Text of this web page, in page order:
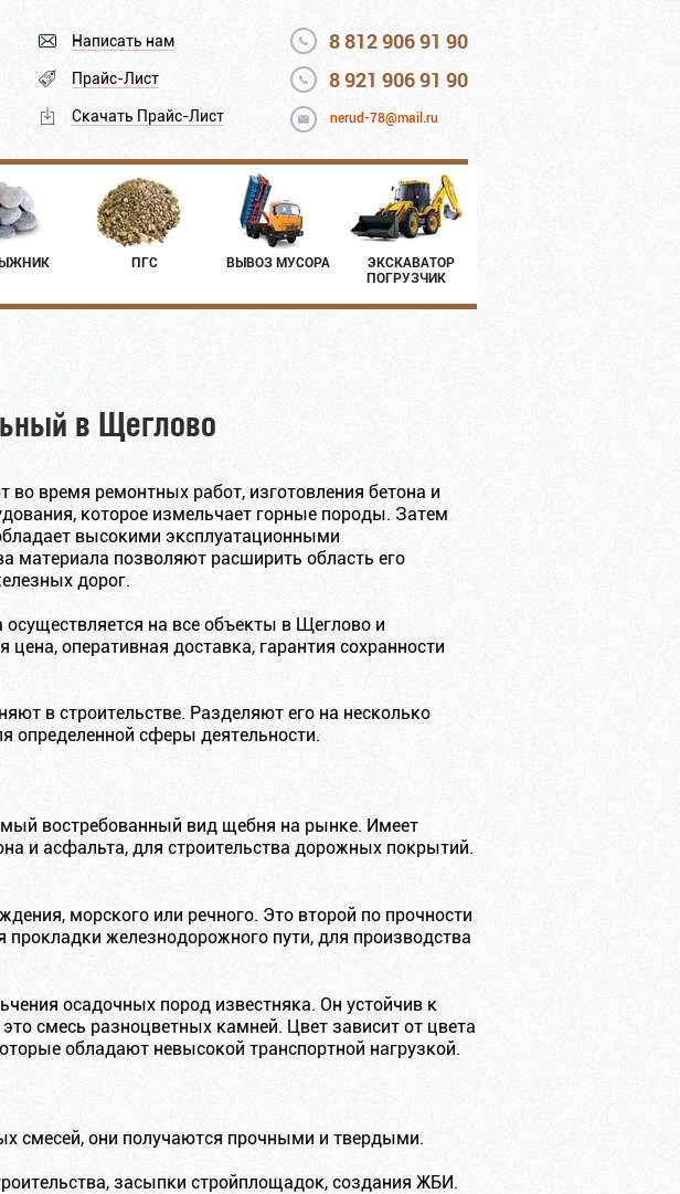
Написать нам
Прайс-Лист
Скачать Прайс-Лист
8 812 906 91 90
8 921 906 91 90
nerud-78@mail.ru
ПГС ВЫВОЗ МУСОРА
ЭКСКАВАТОР
ПОГРУЗЧИК
в Щеглово
время ремонтных работ, изготовления бетона и
которое измельчает горные породы. Затем
высокими эксплуатационными
материала позволяют расширить область его
дорог.
на все объекты в Щеглово и
оперативная доставка, гарантия сохранности
в строительстве. Разделяют его на несколько
сферы деятельности.
востребованный вид щебня на рынке. Имеет
и асфальта, для строительства дорожных покрытий.
морского или речного. Это второй по прочности
железнодорожного пути, для производства
осадочных пород известняка. Он устойчив к
смесь разноцветных камней. Цвет зависит от цвета
обладают невысокой транспортной нагрузкой.
смесей, они получаются прочными и твердыми.
засыпки стройплощадок, создания ЖБИ.